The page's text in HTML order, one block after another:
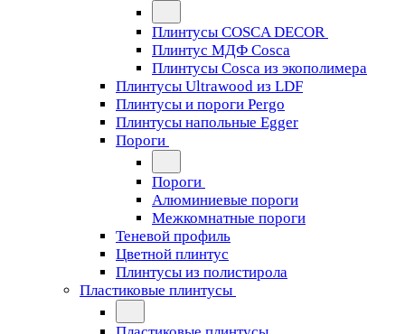
Плинтусы COSCA DECOR
Плинтус МДФ Cosca
Плинтусы Cosca из экополимера
Плинтусы Ultrawood из LDF
Плинтусы и пороги Pergo
Плинтусы напольные Egger
Пороги
Пороги
Алюминиевые пороги
Межкомнатные пороги
Теневой профиль
Цветной плинтус
Плинтусы из полистирола
Пластиковые плинтусы